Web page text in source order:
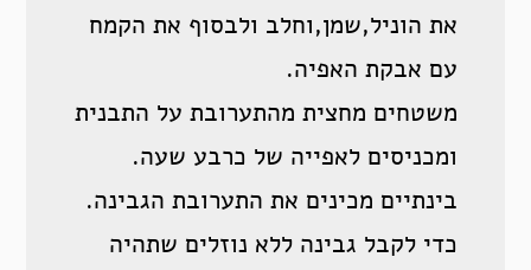
את הוניל,שמן,וחלב ולבסוף את הקמח
עם אבקת האפיה.
משטחים מחצית מהתערובת על התבנית
ומכניסים לאפייה של כרבע שעה.
בינתיים מכינים את התערובת הגבינה.
כדי לקבל גבינה ללא נוזלים שתהיה